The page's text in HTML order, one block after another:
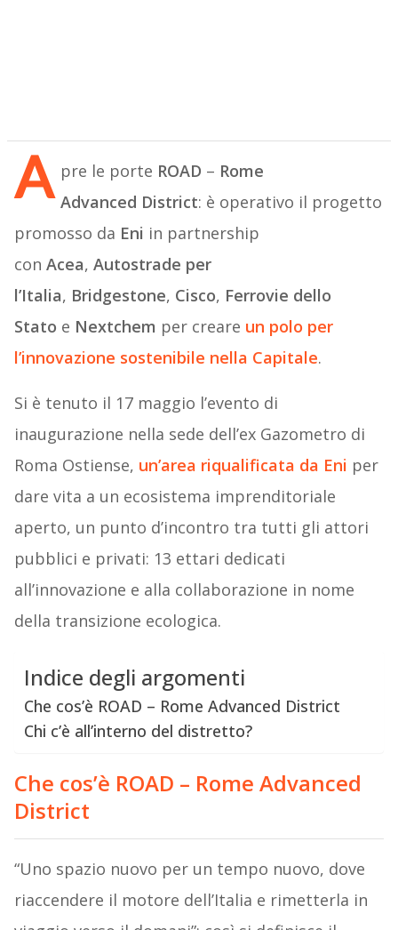
A pre le porte ROAD – Rome
Advanced District: è operativo il progetto
promosso da Eni in partnership
con Acea, Autostrade per
l’Italia, Bridgestone, Cisco, Ferrovie dello
Stato e Nextchem per creare un polo per
l’innovazione sostenibile nella Capitale.
Si è tenuto il 17 maggio l’evento di
inaugurazione nella sede dell’ex Gazometro di
Roma Ostiense, un’area riqualificata da Eni per
dare vita a un ecosistema imprenditoriale
aperto, un punto d’incontro tra tutti gli attori
pubblici e privati: 13 ettari dedicati
all’innovazione e alla collaborazione in nome
della transizione ecologica.
Indice degli argomenti
Che cos’è ROAD – Rome Advanced District
Chi c’è all’interno del distretto?
Che cos’è ROAD – Rome Advanced
District
“Uno spazio nuovo per un tempo nuovo, dove
riaccendere il motore dell’Italia e rimetterla in